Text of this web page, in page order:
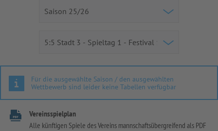
Für die ausgewählte Saison / den ausgewählten
Wettbewerb sind leider keine Tabellen verfügbar
Vereinsspielplan
Alle künftigen Spiele des Vereins mannschaftsübergreifend als PDF